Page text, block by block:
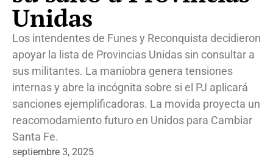
Unidas
Los intendentes de Funes y Reconquista decidieron
apoyar la lista de Provincias Unidas sin consultar a
sus militantes. La maniobra genera tensiones
internas y abre la incógnita sobre si el PJ aplicará
sanciones ejemplificadoras. La movida proyecta un
reacomodamiento futuro en Unidos para Cambiar
Santa Fe.
septiembre 3, 2025